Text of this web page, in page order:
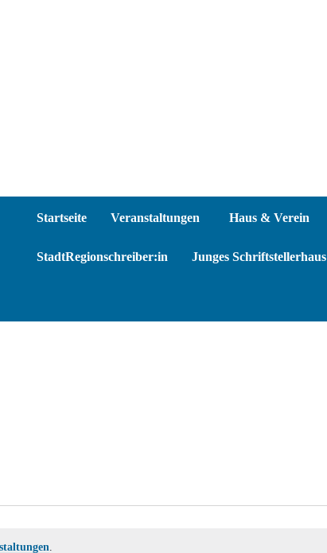
Startseite Veranstaltungen Haus & Verein
StadtRegionschreiber:in Junges Schriftstellerhaus
.